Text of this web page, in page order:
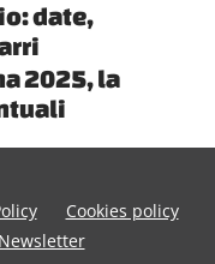
date,
2025, la
Cookies policy
Newsletter